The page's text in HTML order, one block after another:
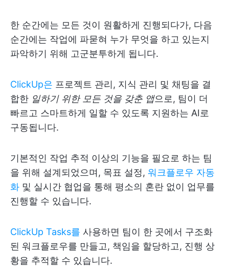
한 순간에는 모든 것이 원활하게 진행되다가, 다음
순간에는 작업에 파묻혀 누가 무엇을 하고 있는지
파악하기 위해 고군분투하게 됩니다.
ClickUp은 프로젝트 관리, 지식 관리 및 채팅을 결
합한 일하기 위한 모든 것을 갖춘 앱으로, 팀이 더
빠르고 스마트하게 일할 수 있도록 지원하는 AI로
구동됩니다.
기본적인 작업 추적 이상의 기능을 필요로 하는 팀
을 위해 설계되었으며, 목표 설정, 워크플로우 자동
화 및 실시간 협업을 통해 평소의 혼란 없이 업무를
진행할 수 있습니다.
ClickUp Tasks를 사용하면 팀이 한 곳에서 구조화
된 워크플로우를 만들고, 책임을 할당하고, 진행 상
황을 추적할 수 있습니다.